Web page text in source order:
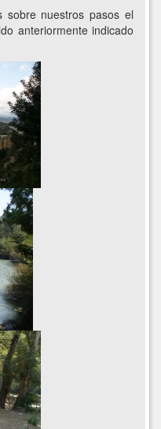
sobre nuestros pasos el
anteriormente indicado